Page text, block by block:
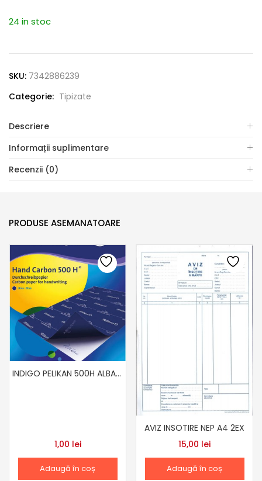
24 in stoc
SKU: 7342886239
Categorie: Tipizate
Descriere
Informații suplimentare
Recenzii (0)
PRODUSE ASEMANATOARE
INDIGO PELIKAN 500H ALBASTRU
1,00 lei
Adaugă în coș
AVIZ INSOTIRE NEP A4 2EX
15,00 lei
Adaugă în coș